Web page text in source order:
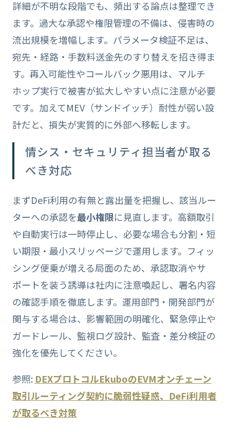
詳細が不明な段階でも、頻出する論点は整理でき
ます。過大な承認や権限管理の不備は、侵害時の
流出規模を増幅します。パラメータ検証不足は、
宛先・経路・手数料送金先のすり替えを招き得ま
す。再入可能性やコールバック悪用は、マルチ
ホップ実行で被害が拡大しやすい点に注意が必要
です。加えてMEV（サンドイッチ）耐性が弱い設
計だと、損失が実質的に外部へ移転します。
情シス・セキュリティ担当者が取る
べき対応
まずDeFi利用の有無と露出量を把握し、該当ルー
ターへの承認を最小権限に見直します。高額取引
や自動実行は一時停止し、必要な場合も分割・短
い期限・最小スリッページで運用します。フィッ
シング便乗が増える局面のため、承認取消やサ
ポートを装う誘導は社内に注意喚起し、署名内容
の確認手順を徹底します。運用部門・開発部門が
関与する場合は、影響範囲の明確化、緊急停止や
ガードレール、監視ログ設計、監査・差分検証の
強化を優先してください。
参照: DEXプロトコルEkuboのEVMオンチェーン
取引ルーティング契約に脆弱性疑惑、DeFi利用者
が取るべき対策